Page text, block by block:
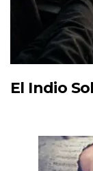
El Indio